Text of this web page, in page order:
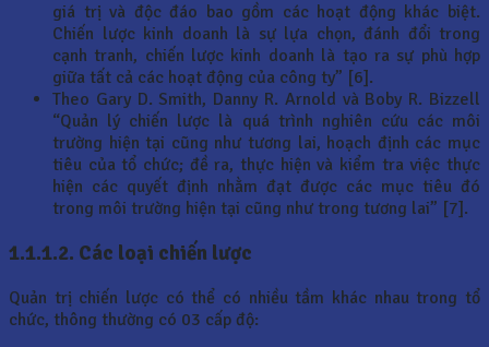
giá trị và độc đáo bao gồm các hoạt động khác biệt.
Chiến lược kinh doanh là sự lựa chọn, đánh đổi trong
cạnh tranh, chiến lược kinh doanh là tạo ra sự phù hợp
giữa tất cả các hoạt động của công ty” [6].
Theo Gary D. Smith, Danny R. Arnold và Boby R. Bizzell
“Quản lý chiến lược là quá trình nghiên cứu các môi
trường hiện tại cũng như tương lai, hoạch định các mục
tiêu của tổ chức; đề ra, thực hiện và kiểm tra việc thực
hiện các quyết định nhằm đạt được các mục tiêu đó
trong môi trường hiện tại cũng như trong tương lai” [7].
1.1.1.2. Các loại chiến lược
Quản trị chiến lược có thể có nhiều tầm khác nhau trong tổ
chức, thông thường có 03 cấp độ: